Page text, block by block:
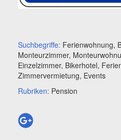
Suchbegriffe: Ferienwohnung,
Monteurzimmer,
Einzelzimmer, Bikerhotel,
Zimmervermietung, Events
Rubriken: Pension